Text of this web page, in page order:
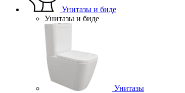
Унитазы и биде
Унитазы и биде
Унитазы